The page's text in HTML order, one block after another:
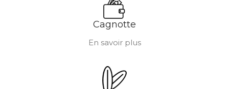
Cagnotte
En savoir plus